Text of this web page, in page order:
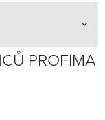
PROFIMA